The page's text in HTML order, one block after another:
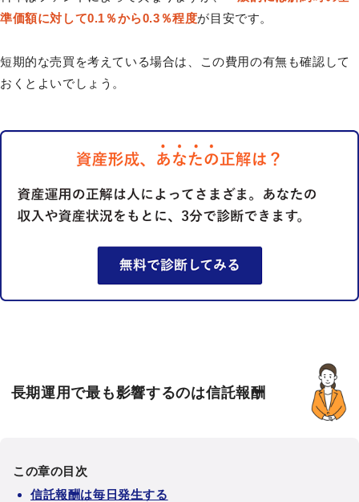
準価額に対して0.1％から0.3％程度が目安です。
短期的な売買を考えている場合は、この費用の有無も確認して
おくとよいでしょう。
長期運用で最も影響するのは信託報酬
この章の目次
信託報酬は毎日発生する